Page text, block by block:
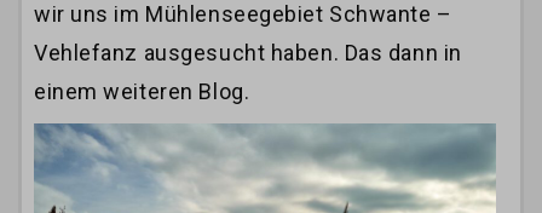
wir uns im Mühlenseegebiet Schwante –
Vehlefanz ausgesucht haben. Das dann in
einem weiteren Blog.